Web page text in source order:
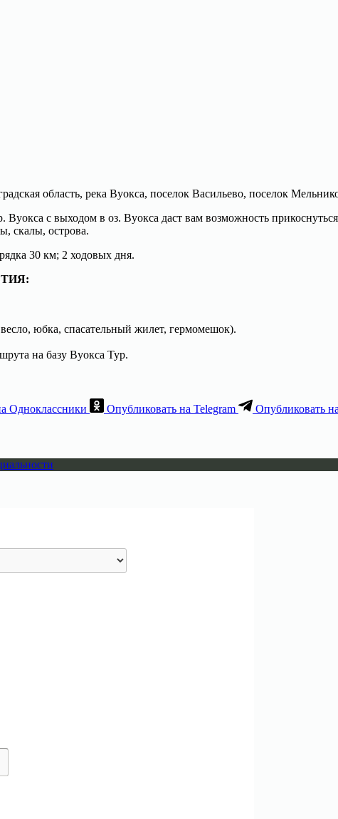
область, река Вуокса, поселок Васильево, поселок
с выходом в оз. Вуокса даст вам возможность
скалы, острова.
30 км; 2 ходовых дня.
юбка, спасательный жилет, гермомешок).
на базу Вуокса Тур.
Одноклассники Опубликовать на Telegram Опубликовать